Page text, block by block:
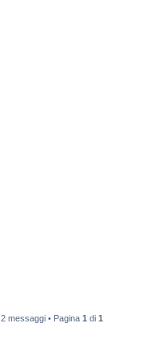
2 messaggi • Pagina 1di 1